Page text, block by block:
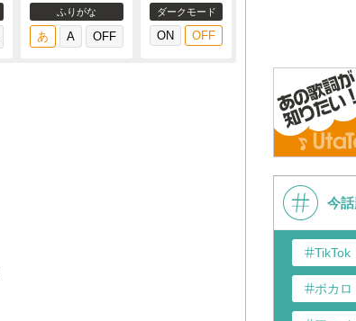
ふりがな ダークモード
今
TikTok
ボカロ